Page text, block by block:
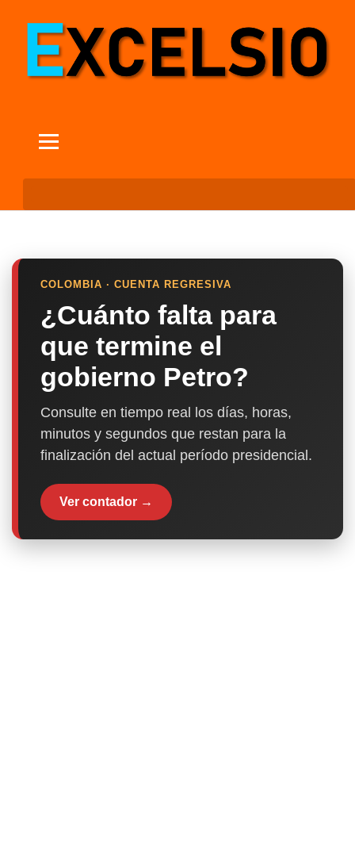
COLOMBIA · CUENTA REGRESIVA
¿Cuánto falta para
que termine el
gobierno Petro?
Consulte en tiempo real los días, horas,
minutos y segundos que restan para la
finalización del actual período presidencial.
Ver contador →